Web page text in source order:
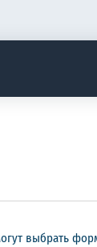
выбрать